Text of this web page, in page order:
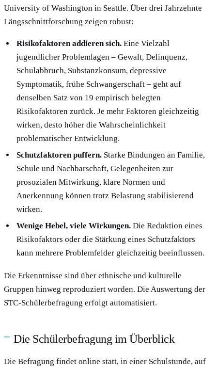
University of Washington in Seattle. Über drei Jahrzehnte
Längsschnittforschung zeigen robust:
Risikofaktoren addieren sich.Eine Vielzahl
jugendlicher Problemlagen – Gewalt, Delinquenz,
Schulabbruch, Substanzkonsum, depressive
Symptomatik, frühe Schwangerschaft – geht auf
denselben Satz von 19 empirisch belegten
Risikofaktoren zurück. Je mehr Faktoren gleichzeitig
wirken, desto höher die Wahrscheinlichkeit
problematischer Entwicklung.
Schutzfaktoren puffern.Starke Bindungen an Familie,
Schule und Nachbarschaft, Gelegenheiten zur
prosozialen Mitwirkung, klare Normen und
Anerkennung können trotz Belastung stabilisierend
wirken.
Wenige Hebel, viele Wirkungen.Die Reduktion eines
Risikofaktors oder die Stärkung eines Schutzfaktors
kann mehrere Problemfelder gleichzeitig beeinflussen.
Die Erkenntnisse sind über ethnische und kulturelle
Gruppen hinweg reproduziert worden. Die Auswertung der
STC-Schülerbefragung erfolgt automatisiert.
Die Schülerbefragung im Überblick
Die Befragung findet online statt, in einer Schulstunde, auf